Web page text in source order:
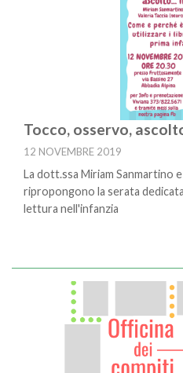
Tocco, osservo,
12 NOVEMBRE 2019
La dott.ssa Miriam Sanmartino
ripropongono la serata
lettura nell'infanzia